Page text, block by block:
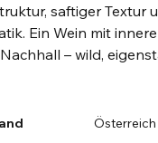
saftiger Textur
Ein Wein mit
– wild,
Österreich